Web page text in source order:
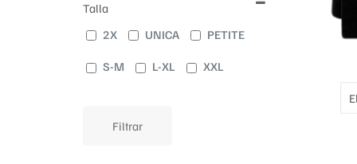
Talla
2X
UNICA PETITE
S-M L-XL XXL
Filtrar